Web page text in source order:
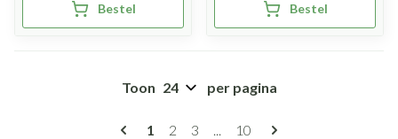
Bestel Bestel
Pagina's
U lees momenteel pagina
1 Pagina
2 Pagina
3 ... Pagina
10
Toon per pagina